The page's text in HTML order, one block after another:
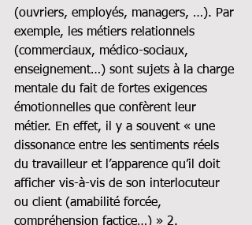
(ouvriers, employés, managers, …). Par
exemple, les métiers relationnels
(commerciaux, médico-sociaux,
enseignement…) sont sujets à la charge
mentale du fait de fortes exigences
émotionnelles que confèrent leur
métier. En effet, il y a souvent « une
dissonance entre les sentiments réels
du travailleur et l’apparence qu’il doit
afficher vis-à-vis de son interlocuteur
ou client (amabilité forcée,
compréhension factice…) » 2.